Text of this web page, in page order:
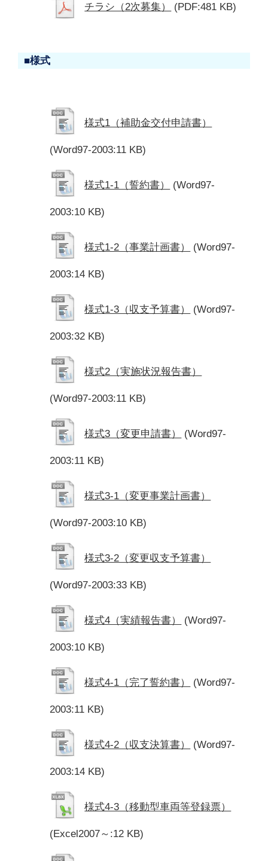
チラシ（2次募集） (PDF:481 KB)
■様式
様式1（補助金交付申請書）
(Word97-2003:11 KB)
様式1-1（誓約書） (Word97-
2003:10 KB)
様式1-2（事業計画書） (Word97-
2003:14 KB)
様式1-3（収支予算書） (Word97-
2003:32 KB)
様式2（実施状況報告書）
(Word97-2003:11 KB)
様式3（変更申請書） (Word97-
2003:11 KB)
様式3-1（変更事業計画書）
(Word97-2003:10 KB)
様式3-2（変更収支予算書）
(Word97-2003:33 KB)
様式4（実績報告書） (Word97-
2003:10 KB)
様式4-1（完了誓約書） (Word97-
2003:11 KB)
様式4-2（収支決算書） (Word97-
2003:14 KB)
様式4-3（移動型車両等登録票）
(Excel2007～:12 KB)